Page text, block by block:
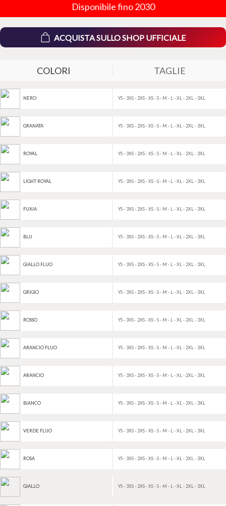
Disponibile fino 2030
ACQUISTA SULLO SHOP UFFICIALE
COLORI TAGLIE
NERO YS - 3XS - 2XS - XS - S - M - L - XL - 2XL - 3XL
GRANATA YS - 3XS - 2XS - XS - S - M - L - XL - 2XL - 3XL
ROYAL YS - 3XS - 2XS - XS - S - M - L - XL - 2XL - 3XL
LIGHT ROYAL YS - 3XS - 2XS - XS - S - M - L - XL - 2XL - 3XL
FUXIA YS - 3XS - 2XS - XS - S - M - L - XL - 2XL - 3XL
BLU YS - 3XS - 2XS - XS - S - M - L - XL - 2XL - 3XL
GIALLO FLUO YS - 3XS - 2XS - XS - S - M - L - XL - 2XL - 3XL
GRIGIO YS - 3XS - 2XS - XS - S - M - L - XL - 2XL - 3XL
ROSSO YS - 3XS - 2XS - XS - S - M - L - XL - 2XL - 3XL
ARANCIO FLUO YS - 3XS - 2XS - XS - S - M - L - XL - 2XL - 3XL
ARANCIO YS - 3XS - 2XS - XS - S - M - L - XL - 2XL - 3XL
BIANCO YS - 3XS - 2XS - XS - S - M - L - XL - 2XL - 3XL
VERDE FLUO YS - 3XS - 2XS - XS - S - M - L - XL - 2XL - 3XL
ROSA YS - 3XS - 2XS - XS - S - M - L - XL - 2XL - 3XL
GIALLO YS - 3XS - 2XS - XS - S - M - L - XL - 2XL - 3XL